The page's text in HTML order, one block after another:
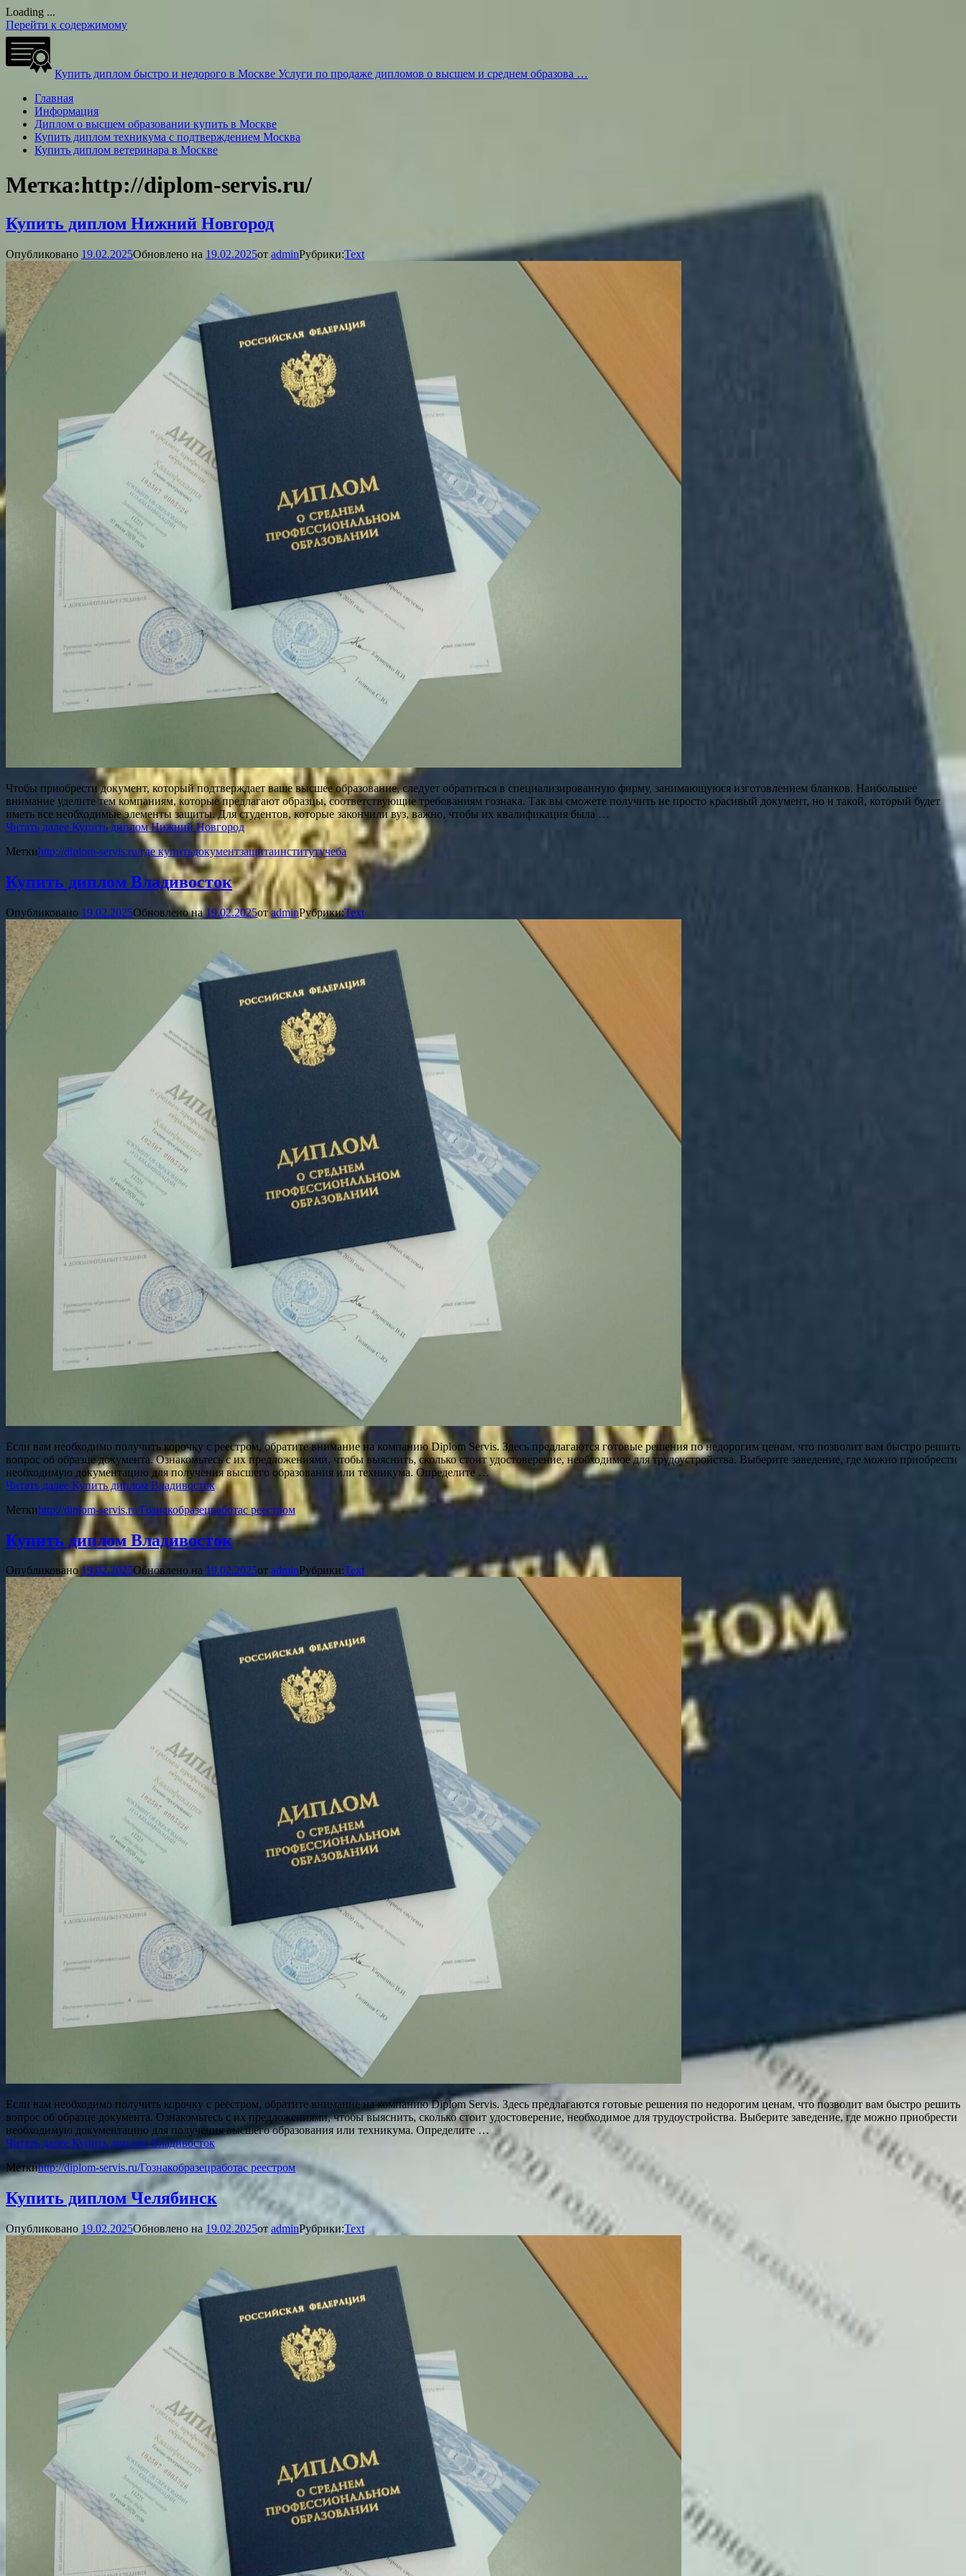
Loading ...
Перейти к содержимому
Купить диплом быстро и недорого в Москве Услуги по продаже дипломов о высшем и среднем образова …
Главная
Информация
Диплом о высшем образовании купить в Москве
Купить диплом техникума с подтверждением Москва
Купить диплом ветеринара в Москве
Метка:http://diplom-servis.ru/
Купить диплом Нижний Новгород
Опубликовано 19.02.2025Обновлено на 19.02.2025от adminРубрики:Text
Чтобы приобрести документ, который подтверждает ваше высшее образование, следует обратиться в специализированную фирму, занимающуюся изготовлением бланков. Наибольшее
внимание уделите тем компаниям, которые предлагают образцы, соответствующие требованиям гознака. Так вы сможете получить не просто красивый документ, но и такой, который будет
иметь все необходимые элементы защиты. Для студентов, которые закончили вуз, важно, чтобы их квалификация была …
Читать далее Купить диплом Нижний Новгород
Меткиhttp://diplom-servis.ru/где купитьдокументзащитаинститутучеба
Купить диплом Владивосток
Опубликовано 19.02.2025Обновлено на19.02.2025отadminРубрики:Text
Если вам необходимо получить корочку с реестром, обратите внимание на компанию Diplom Servis. Здесь предлагаются готовые решения по недорогим ценам, что позволит вам быстро решить
вопрос об образце документа. Ознакомьтесь с их предложениями, чтобы выяснить, сколько стоит удостоверение, необходимое для трудоустройства. Выберите заведение, где можно приобрести
необходимую документацию для получения высшего образования или техникума. Определите …
Читать далее Купить диплом Владивосток
Меткиhttp://diplom-servis.ru/Гознакобразецработас реестром
Купить диплом Владивосток
Опубликовано19.02.2025Обновлено на 19.02.2025от adminРубрики:Text
Если вам необходимо получить корочку с реестром, обратите внимание на компанию Diplom Servis. Здесь предлагаются готовые решения по недорогим ценам, что позволит вам быстро решить
вопрос об образце документа. Ознакомьтесь с их предложениями, чтобы выяснить, сколько стоит удостоверение, необходимое для трудоустройства. Выберите заведение, где можно приобрести
необходимую документацию для получения высшего образования или техникума. Определите …
Читать далее Купить диплом Владивосток
Меткиhttp://diplom-servis.ru/Гознакобразецработас реестром
Купить диплом Челябинск
Опубликовано 19.02.2025Обновлено на 19.02.2025от adminРубрики:Text